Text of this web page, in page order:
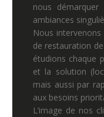
nous
ambiances
Nous
de restauration
étudions chaque
et la solution
mais aussi par
aux besoins
L’image de nos